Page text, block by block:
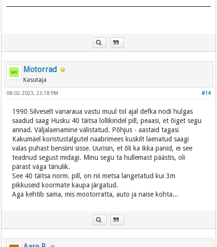
Motorrad
Kasutaja
#14
08-02-2023, 23:18 PM
1990 Silveselt vanaraua vastu muul tol ajal defka nodi hulgas
saadud saag Husku 40 täitsa lollikindel pill, peaasi, et õiget segu
annad. Väljalaenamine välistatud. Põhjus - aastaid tagasi
Kakumäel koristustalgutel naabrimees kuskilt laenatud saagi
valas puhast bensiini sisse. Uurisin, et õli ka ikka panid, ei see
teadnud segust midagi. Minu segu ta hullemast päästis, oli
pärast väga tänulik.
See 40 täitsa norm. pill, on nii metsa langetatud kui 3m
pikkuseid koormate kaupa järgatud.
Aga kehtib sama, mis mootorratta, auto ja naise kohta...